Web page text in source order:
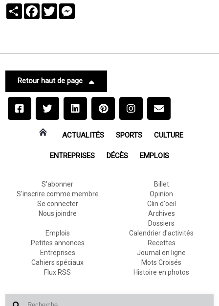
PartagerFacebook
Twitter
Retour haut de page
ACTUALITÉS SPORTS CULTURE
ENTREPRISES DÉCÈS EMPLOIS
S'abonner
S'inscrire comme membre
Se connecter
Nous joindre
Billet
Opinion
Clin d'oeil
Archives
Dossiers
Emplois
Petites annonces
Entreprises
Cahiers spéciaux
Flux RSS
Calendrier d'activités
Recettes
Journal en ligne
Mots Croisés
Histoire en photos